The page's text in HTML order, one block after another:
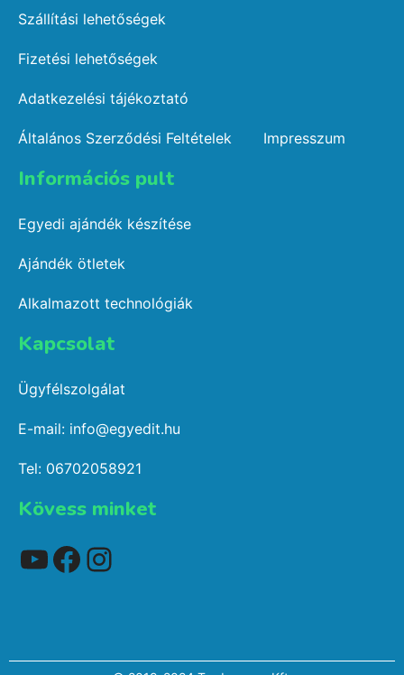
Szállítási lehetőségek
Fizetési lehetőségek
Adatkezelési tájékoztató
Általános Szerződési Feltételek Impresszum
Információs pult​
Egyedi ajándék készítése
Ajándék ötletek
Alkalmazott technológiák
Kapcsolat​
Ügyfélszolgálat
E-mail: info@egyedit.hu
Tel: 06702058921
Kövess minket
YouTube
Facebook
Instagram